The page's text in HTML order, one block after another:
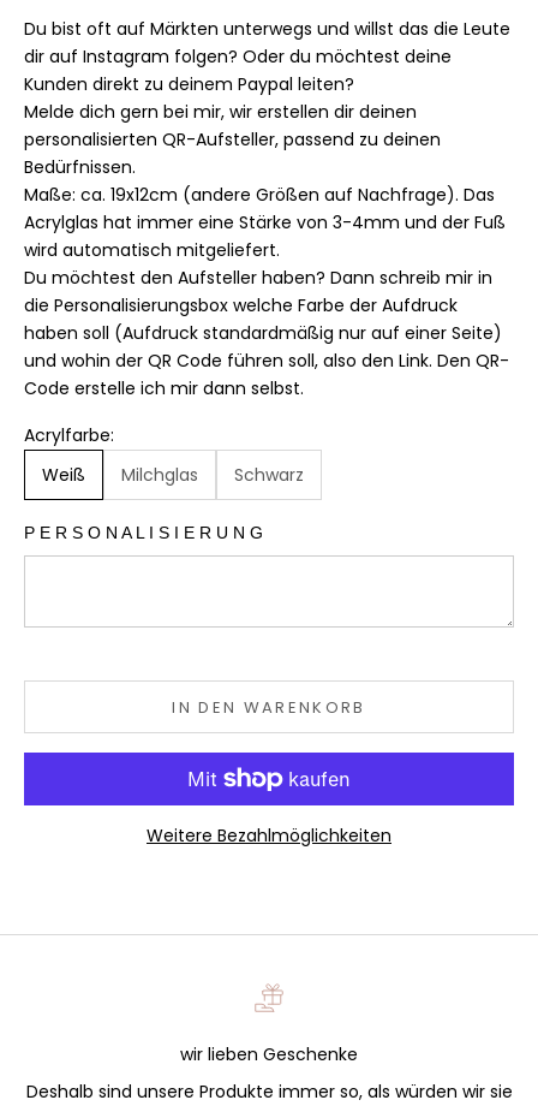
Du bist oft auf Märkten unterwegs und willst das die Leute
dir auf Instagram folgen? Oder du möchtest deine
Kunden direkt zu deinem Paypal leiten?
Melde dich gern bei mir, wir erstellen dir deinen
personalisierten QR-Aufsteller, passend zu deinen
Bedürfnissen.
Maße: ca. 19x12cm (andere Größen auf Nachfrage). Das
Acrylglas hat immer eine Stärke von 3-4mm und der Fuß
wird automatisch mitgeliefert.
Du möchtest den Aufsteller haben? Dann schreib mir in
die Personalisierungsbox welche Farbe der Aufdruck
haben soll (Aufdruck standardmäßig nur auf einer Seite)
und wohin der QR Code führen soll, also den Link. Den QR-
Code erstelle ich mir dann selbst.
Acrylfarbe:
Weiß
Milchglas Schwarz
P E R S O N A L I S I E R U N G
IN DEN WARENKORB
Weitere Bezahlmöglichkeiten
wir lieben Geschenke
Deshalb sind unsere Produkte immer so, als würden wir sie